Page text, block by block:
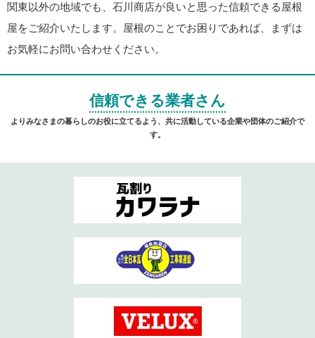
関東以外の地域でも、石川商店が良いと思った信頼できる屋根
屋をご紹介いたします。屋根のことでお困りであれば、まずは
お気軽にお問い合わせください。
信頼できる業者さん
よりみなさまの暮らしのお役に立てるよう、共に活動している企業や団体のご紹介で
す。